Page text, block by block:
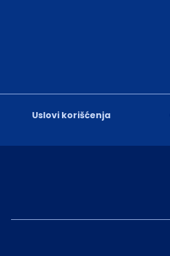
Uslovi korišćenja